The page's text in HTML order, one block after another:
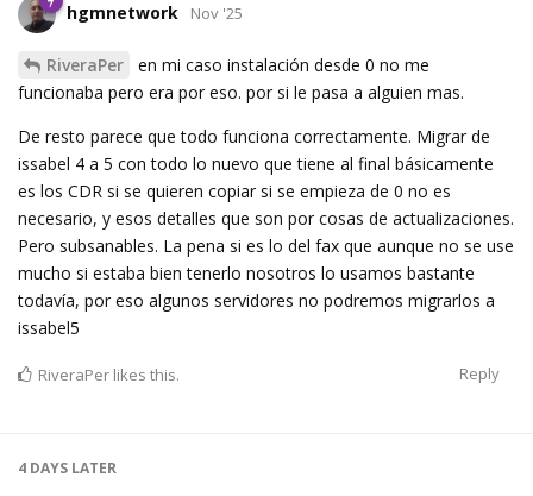
hgmnetwork Nov '25
RiveraPer
en mi caso instalación desde 0 no me
funcionaba pero era por eso. por si le pasa a alguien mas.
De resto parece que todo funciona correctamente. Migrar de
issabel 4 a 5 con todo lo nuevo que tiene al final básicamente
es los CDR si se quieren copiar si se empieza de 0 no es
necesario, y esos detalles que son por cosas de actualizaciones.
Pero subsanables. La pena si es lo del fax que aunque no se use
mucho si estaba bien tenerlo nosotros lo usamos bastante
todavía, por eso algunos servidores no podremos migrarlos a
issabel5
Reply
RiveraPer likes this.
4 DAYS LATER